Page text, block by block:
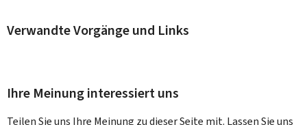
Verwandte Vorgänge und Links
Ihre Meinung interessiert uns
Teilen Sie uns Ihre Meinung zu dieser Seite mit. Lassen Sie uns